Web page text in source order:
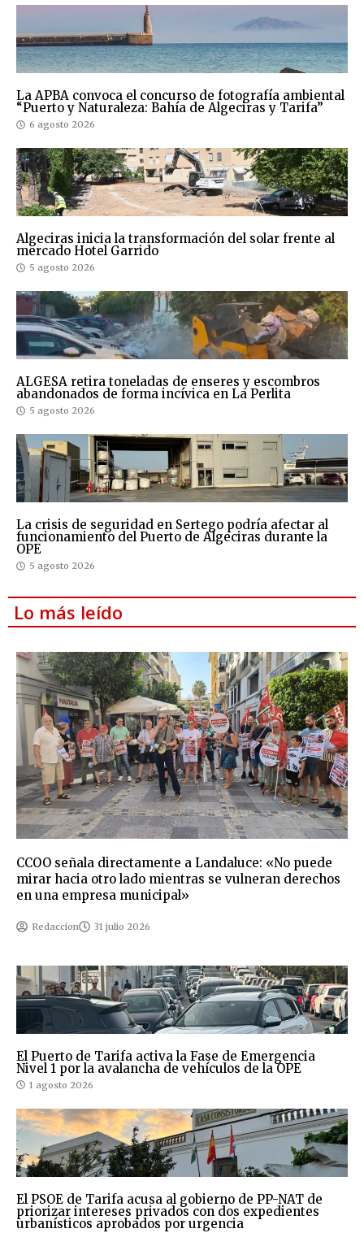
La APBA convoca el concurso de fotografía ambiental
“Puerto y Naturaleza: Bahía de Algeciras y Tarifa”
6 agosto 2026
Algeciras inicia la transformación del solar frente al
mercado Hotel Garrido
5 agosto 2026
ALGESA retira toneladas de enseres y escombros
abandonados de forma incívica en La Perlita
5 agosto 2026
La crisis de seguridad en Sertego podría afectar al
funcionamiento del Puerto de Algeciras durante la
OPE
5 agosto 2026
Lo más leído
CCOO señala directamente a Landaluce: «No puede
mirar hacia otro lado mientras se vulneran derechos
en una empresa municipal»
Redaccion 31 julio 2026
El Puerto de Tarifa activa la Fase de Emergencia
Nivel 1 por la avalancha de vehículos de la OPE
1 agosto 2026
El PSOE de Tarifa acusa al gobierno de PP-NAT de
priorizar intereses privados con dos expedientes
urbanísticos aprobados por urgencia